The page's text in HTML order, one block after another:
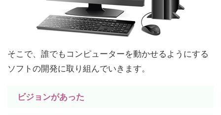
そこで、誰でもコンピューターを動かせるようにする
ソフトの開発に取り組んでいきます。
ビジョンがあった